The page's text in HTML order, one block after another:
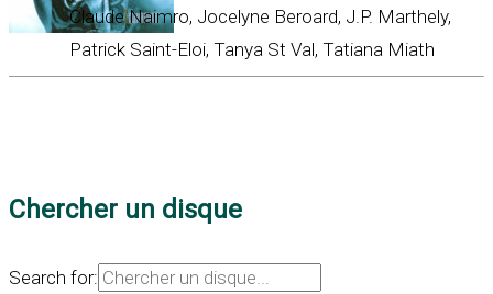
Claude Naimro, Jocelyne Beroard, J.P. Marthely,
Patrick Saint-Eloi, Tanya St Val, Tatiana Miath
Chercher un disque
Search for: